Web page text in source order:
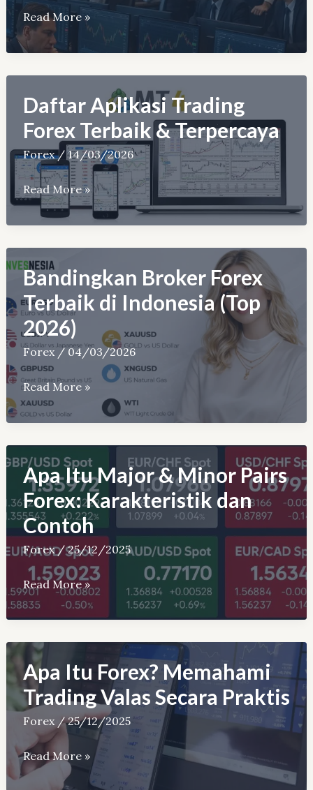
5
Broker
Forex
dengan
Deposit
Terkecil
($5,
Rp100
Ribu,
$10)
Read More »
Daftar Aplikasi Trading
Forex Terbaik & Terpercaya
Forex/14/03/2026
Daftar
Aplikasi
Trading
Forex
Terbaik
&
Terpercaya
Read More »
Bandingkan Broker Forex
Terbaik di Indonesia (Top
2026)
Forex/04/03/2026
Bandingkan
Broker
Forex
Terbaik
di
Indonesia
(Top
2026)
Read More »
Apa Itu Major & Minor Pairs
Forex: Karakteristik dan
Contoh
Forex/25/12/2025
Apa
Itu
Major
&
Minor
Pairs
Forex:
Karakteristik
dan
Contoh
Read More »
Apa Itu Forex? Memahami
Trading Valas Secara Praktis
Forex/25/12/2025
Apa
Itu
Read More »